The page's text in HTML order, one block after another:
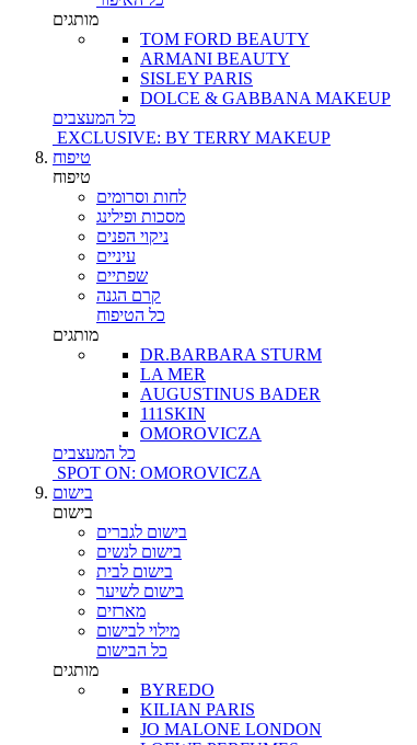
מותגים
TOM FORD BEAUTY
ARMANI BEAUTY
SISLEY PARIS
DOLCE & GABBANA MAKEUP
כל המעצבים
EXCLUSIVE: BY TERRY MAKEUP
טיפוח
טיפוח
לחות וסרומים
מסכות ופילינג
ניקוי הפנים
עיניים
שפתיים
קרם הגנה
כל הטיפוח
מותגים
DR.BARBARA STURM
LA MER
AUGUSTINUS BADER
111SKIN
OMOROVICZA
כל המעצבים
SPOT ON: OMOROVICZA
בישום
בישום
בישום לגברים
בישום לנשים
בישום לבית
בישום לשיער
מארזים
מילוי לבישום
כל הבישום
מותגים
BYREDO
KILIAN PARIS
JO MALONE LONDON